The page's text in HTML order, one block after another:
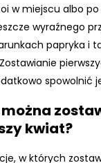
w miejscu albo
wyraźnego
papryka i
spowolnić
kwiat?
w których